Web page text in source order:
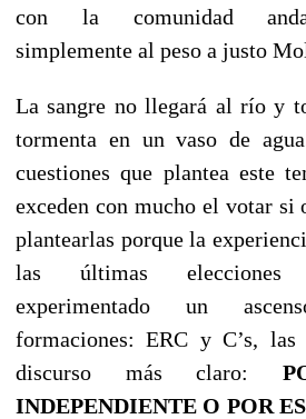
con la comunidad
simplemente al peso a justo
La sangre no llegará al río y
tormenta en un vaso de
cuestiones que plantea este
exceden con mucho el votar si
plantearlas porque la
las últimas elecciones
experimentado un
formaciones: ERC y C’s, las
discurso más claro:
INDEPENDIENTE O POR